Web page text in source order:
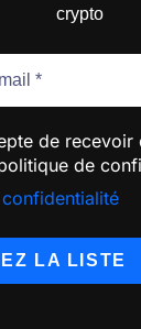
crypto
de recevoir
de